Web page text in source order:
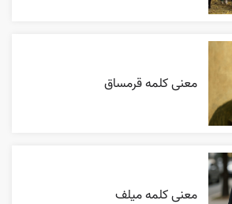
معنی کلمه قرمساق
معنی کلمه میلف